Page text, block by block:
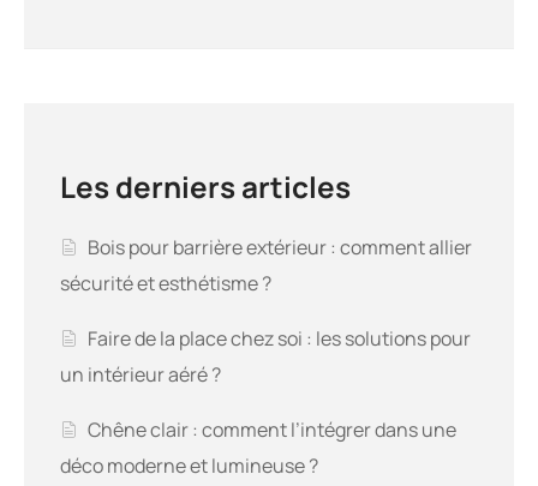
Les derniers articles
Bois pour barrière extérieur : comment allier
sécurité et esthétisme ?
Faire de la place chez soi : les solutions pour
un intérieur aéré ?
Chêne clair : comment l’intégrer dans une
déco moderne et lumineuse ?